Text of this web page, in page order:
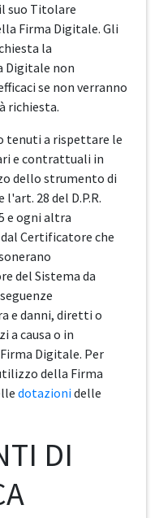
suo Titolare
Firma Digitale. Gli
la
Digitale non
se non verranno
richiesta.
tenuti a rispettare le
e contrattuali in
dello strumento di
28 del D.P.R.
e ogni altra
Certificatore che
del Sistema da
e danni, diretti o
a causa o in
Digitale. Per
della Firma
dotazionidelle
DI